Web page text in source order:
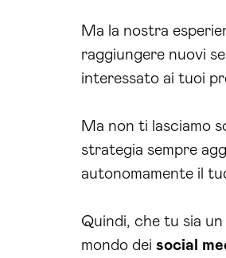
Ma la nostra
raggiungere nuovi
interessato ai tuoi
Ma non ti lasciamo
strategia sempre
autonomamente il
Quindi, che tu sia
mondo dei social